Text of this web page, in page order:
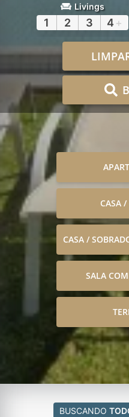
Livings
1 2 3 4 +
CASA
CASA /
SALA
BUSCANDO